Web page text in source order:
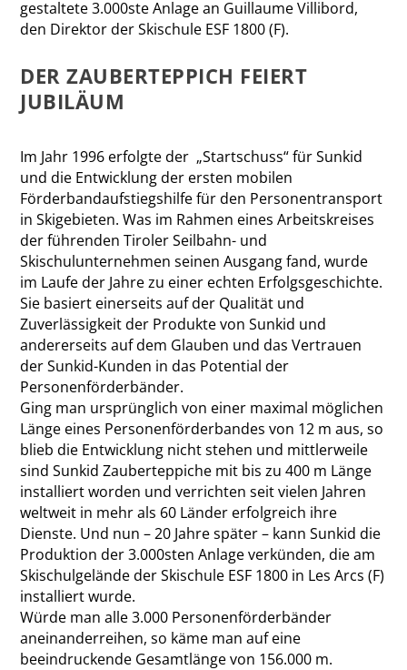
gestaltete 3.000ste Anlage an Guillaume Villibord,
den Direktor der Skischule ESF 1800 (F).
DER ZAUBERTEPPICH FEIERT
JUBILÄUM
Im Jahr 1996 erfolgte der „Startschuss“ für Sunkid
und die Entwicklung der ersten mobilen
Förderbandaufstiegshilfe für den Personentransport
in Skigebieten. Was im Rahmen eines Arbeitskreises
der führenden Tiroler Seilbahn- und
Skischulunternehmen seinen Ausgang fand, wurde
im Laufe der Jahre zu einer echten Erfolgsgeschichte.
Sie basiert einerseits auf der Qualität und
Zuverlässigkeit der Produkte von Sunkid und
andererseits auf dem Glauben und das Vertrauen
der Sunkid-Kunden in das Potential der
Personenförderbänder.
Ging man ursprünglich von einer maximal möglichen
Länge eines Personenförderbandes von 12 m aus, so
blieb die Entwicklung nicht stehen und mittlerweile
sind Sunkid Zauberteppiche mit bis zu 400 m Länge
installiert worden und verrichten seit vielen Jahren
weltweit in mehr als 60 Länder erfolgreich ihre
Dienste. Und nun – 20 Jahre später – kann Sunkid die
Produktion der 3.000sten Anlage verkünden, die am
Skischulgelände der Skischule ESF 1800 in Les Arcs (F)
installiert wurde.
Würde man alle 3.000 Personenförderbänder
aneinanderreihen, so käme man auf eine
beeindruckende Gesamtlänge von 156.000 m.